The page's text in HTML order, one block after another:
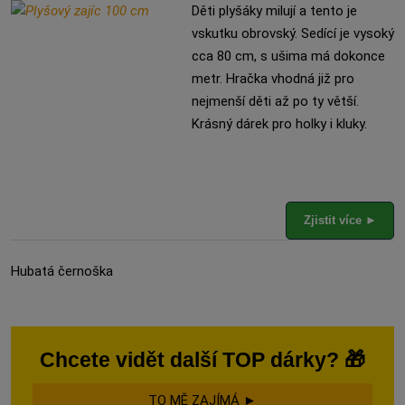
Děti plyšáky milují a tento je
vskutku obrovský. Sedící je vysoký
cca 80 cm, s ušima má dokonce
metr. Hračka vhodná již pro
nejmenší děti až po ty větší.
Krásný dárek pro holky i kluky.
Zjistit více ►
Hubatá černoška
Chcete vidět další TOP dárky? 🎁
TO MĚ ZAJÍMÁ ►